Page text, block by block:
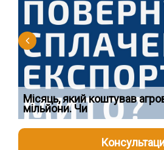
Місяць, який коштував
мільйони. Чи